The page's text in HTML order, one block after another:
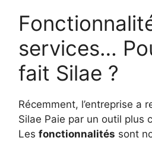
services…
fait Silae ?
Récemment, l’entreprise a
Silae Paie par un outil plus
Les fonctionnalités sont